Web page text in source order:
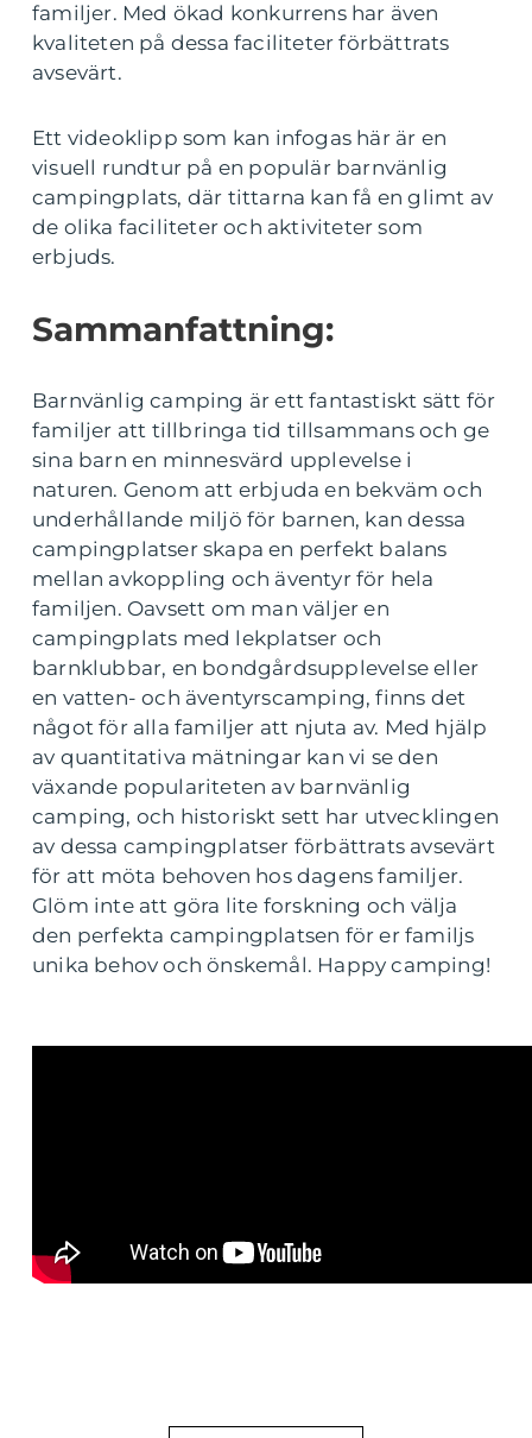
familjer. Med ökad konkurrens har även
kvaliteten på dessa faciliteter förbättrats
avsevärt.
Ett videoklipp som kan infogas här är en
visuell rundtur på en populär barnvänlig
campingplats, där tittarna kan få en glimt av
de olika faciliteter och aktiviteter som
erbjuds.
Sammanfattning:
Barnvänlig camping är ett fantastiskt sätt för
familjer att tillbringa tid tillsammans och ge
sina barn en minnesvärd upplevelse i
naturen. Genom att erbjuda en bekväm och
underhållande miljö för barnen, kan dessa
campingplatser skapa en perfekt balans
mellan avkoppling och äventyr för hela
familjen. Oavsett om man väljer en
campingplats med lekplatser och
barnklubbar, en bondgårdsupplevelse eller
en vatten- och äventyrscamping, finns det
något för alla familjer att njuta av. Med hjälp
av quantitativa mätningar kan vi se den
växande populariteten av barnvänlig
camping, och historiskt sett har utvecklingen
av dessa campingplatser förbättrats avsevärt
för att möta behoven hos dagens familjer.
Glöm inte att göra lite forskning och välja
den perfekta campingplatsen för er familjs
unika behov och önskemål. Happy camping!